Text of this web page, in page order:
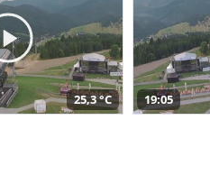
25,3 °C 19:05